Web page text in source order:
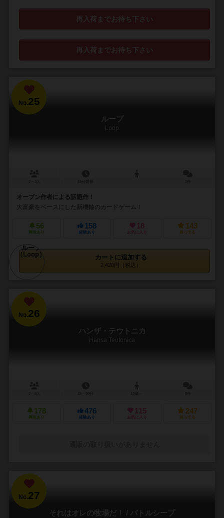
再入荷までお待ち下さい
再入荷までお待ち下さい
No.25
ループ
Loop
オープン作者による話題作！
大富豪をベースにした新機軸のカードゲーム！
56
興味あり
158
経験あり
18
お気に入り
143
持ってる
カートに追加する
2,420円（税込）
No.26
ハンザ・テウトニカ
Hansa Teutonica
178
興味あり
476
経験あり
115
お気に入り
247
持ってる
No.27
それはオレの牧場だ！ / バトルシープ